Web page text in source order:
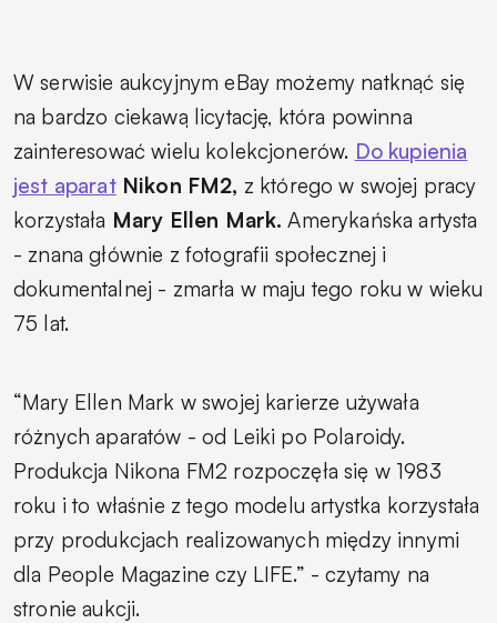
W serwisie aukcyjnym eBay możemy natknąć się
na bardzo ciekawą licytację, która powinna
zainteresować wielu kolekcjonerów. Do kupienia
jest aparat Nikon FM2, z którego w swojej pracy
korzystała Mary Ellen Mark. Amerykańska artysta
- znana głównie z fotografii społecznej i
dokumentalnej - zmarła w maju tego roku w wieku
75 lat.
“Mary Ellen Mark w swojej karierze używała
różnych aparatów - od Leiki po Polaroidy.
Produkcja Nikona FM2 rozpoczęła się w 1983
roku i to właśnie z tego modelu artystka korzystała
przy produkcjach realizowanych między innymi
dla People Magazine czy LIFE.” - czytamy na
stronie aukcji.